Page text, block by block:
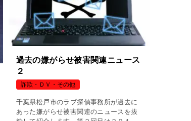
過去の嫌がらせ被害関連ニュース
２
詐欺・ＤＶ・その他
千葉県松戸市のラブ探偵事務所が過去に
あった嫌がらせ被害関連のニュースを抜